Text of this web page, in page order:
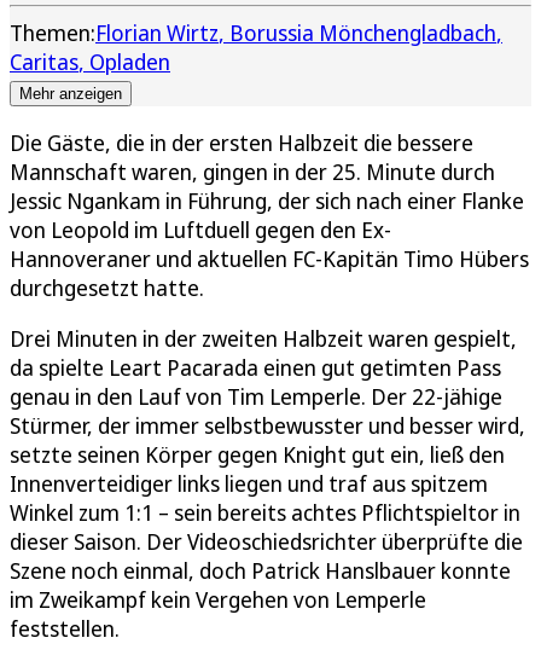
Themen:Florian Wirtz Borussia Mönchengladbach
Caritas Opladen
Mehr anzeigen
Die Gäste, die in der ersten Halbzeit die bessere
Mannschaft waren, gingen in der 25. Minute durch
Jessic Ngankam in Führung, der sich nach einer Flanke
von Leopold im Luftduell gegen den Ex-
Hannoveraner und aktuellen FC-Kapitän Timo Hübers
durchgesetzt hatte.
Drei Minuten in der zweiten Halbzeit waren gespielt,
da spielte Leart Pacarada einen gut getimten Pass
genau in den Lauf von Tim Lemperle. Der 22-jähige
Stürmer, der immer selbstbewusster und besser wird,
setzte seinen Körper gegen Knight gut ein, ließ den
Innenverteidiger links liegen und traf aus spitzem
Winkel zum 1:1 – sein bereits achtes Pflichtspieltor in
dieser Saison. Der Videoschiedsrichter überprüfte die
Szene noch einmal, doch Patrick Hanslbauer konnte
im Zweikampf kein Vergehen von Lemperle
feststellen.